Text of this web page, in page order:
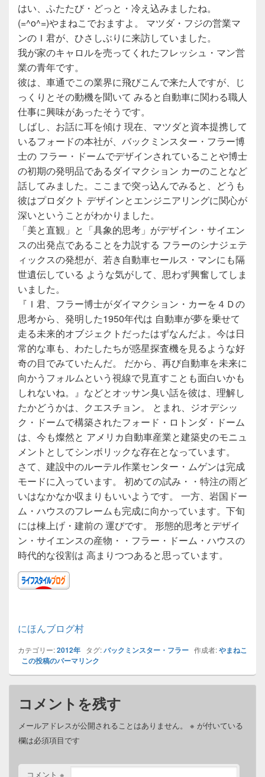
はい、ふたたび・どっと・冷え込みましたね。
(=^o^=)やまねこでおますよ。 マツダ・フジの営業マ
ンのＩ君が、ひさしぶりに来訪していました。
我が家のキャロルを売ってくれたフレッシュ・マン営
業の青年です。
彼は、車通でこの業界に飛びこんで来た人ですが、じ
っくりとその動機を聞いて みると自動車に関わる職人
仕事に興味があったそうです。
しばし、お話に耳を傾け 現在、マツダと資本提携して
いるフォードの本社が、バックミンスター・フラー博
士の フラー・ドームでデザインされていることや博士
の初期の発明品であるダイマクション カーのことなど
話してみました。ここまで突っ込んでみると、どうも
彼はプロダクト デザインとエンジニアリングに関心が
深いということがわかりました。
「美と直観」と「具象的思考」がデザイン・サイエン
スの出発点であることを力説する フラーのシナジェテ
ィックスの発想が、若き自動車セールス・マンにも隔
世遺伝している ような気がして、思わず興奮してしま
いました。
『Ｉ君、フラー博士がダイマクション・カーを４Ｄの
思考から、発明した1950年代は 自動車が夢を乗せて
走る未来的オブジェクトだったはずなんだよ。今は日
常的な車も、わたしたちが惑星探査機を見るような好
奇の目でみていたんだ。 だから、再び自動車を未来に
向かうフォルムという視線で見直すことも面白いかも
しれないね。』などとオッサン臭い話を彼は、理解し
たかどうかは、クエスチョン。 とまれ、ジオデシッ
ク・ドームで構築されたフォード・ロトンダ・ドーム
は、今も燦然と アメリカ自動車産業と建築史のモニュ
メントとしてシンボリックな存在となっています。
さて、建設中のルーテル作業センター・ムゲンは完成
モードに入っています。 初めての試み・・特注の雨ど
いはなかなか収まりもいいようです。 一方、岩国ドー
ム・ハウスのフレームも完成に向かっています。下旬
には棟上げ・建前の 運びです。 形態的思考とデザイ
ン・サイエンスの産物・・フラー・ドーム・ハウスの
時代的な役割は 高まりつつあると思っています。
にほんブログ村
カテゴリー:2012年 タグ:バックミンスター・フラー 作成者:やまねこ
この投稿のパーマリンク
コメントを残す
メールアドレスが公開されることはありません。 ※ が付いている
欄は必須項目です
コメント ※